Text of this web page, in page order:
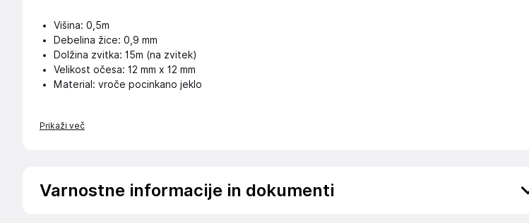
Višina: 0,5m
Debelina žice: 0,9 mm
Dolžina zvitka: 15m (na zvitek)
Velikost očesa: 12 mm x 12 mm
Material: vroče pocinkano jeklo
Prikaži več
Varnostne informacije in dokumenti